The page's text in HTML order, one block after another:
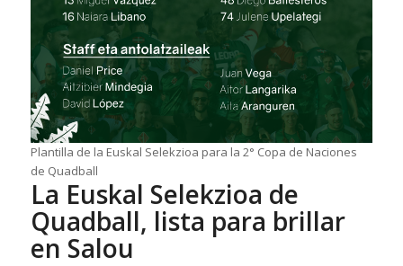
Plantilla de la Euskal Selekzioa para la 2° Copa de Naciones
de Quadball
La Euskal Selekzioa de
Quadball, lista para brillar
en Salou